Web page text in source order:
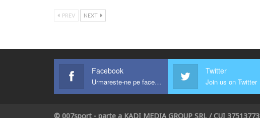
PREV NEXT
Facebook
Urmareste-ne pe facebook !
Twitter
Join us on Twitter
© 007sport - parte a KADI MEDIA GROUP SRL / CUI 37513773